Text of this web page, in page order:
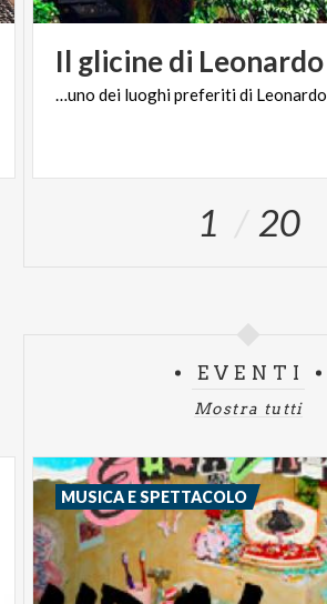
Il glicinedi Leonardo
…uno dei luoghipreferitidi Leonardo
1 20
EVENTI
Mostra tutti
MUSICA E SPETTACOLO